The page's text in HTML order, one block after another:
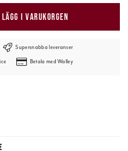
LÄGG I VARUKORGEN
Supersnabba leveranser
Betala med Walley